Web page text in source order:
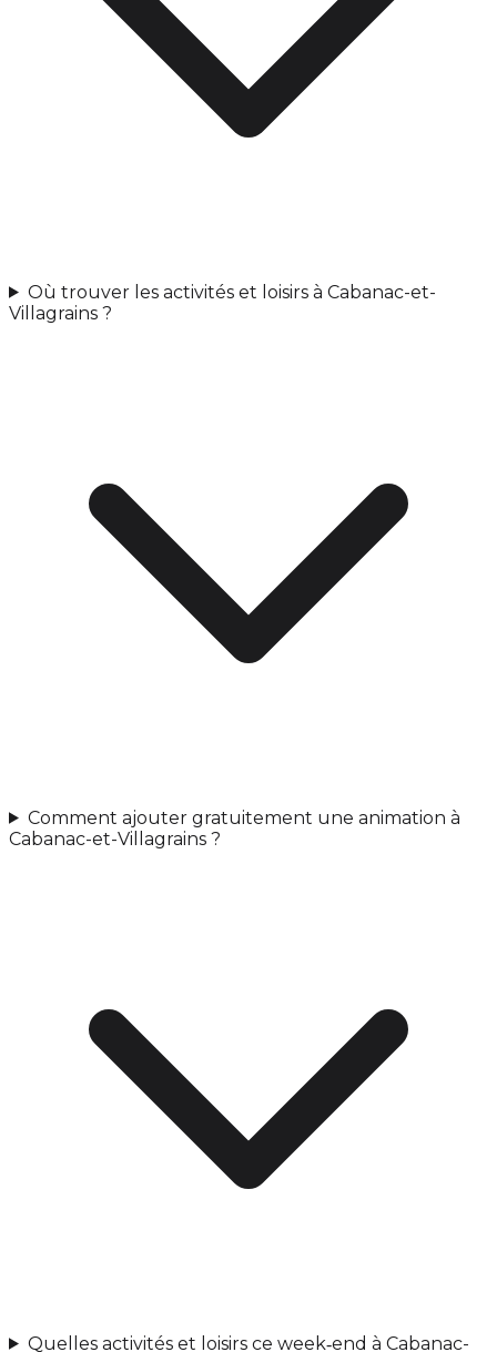
Où trouver les activités et loisirs à Cabanac-et-
Villagrains ?
Comment ajouter gratuitement une animation à
Cabanac-et-Villagrains ?
Quelles activités et loisirs ce week‑end à Cabanac-